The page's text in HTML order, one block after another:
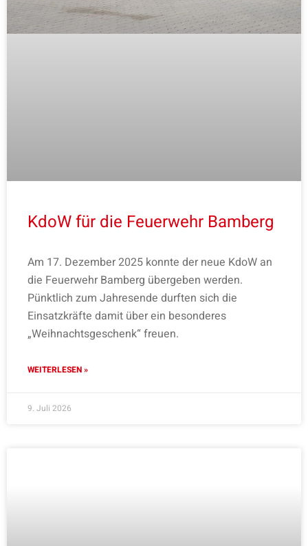
KdoW für die Feuerwehr Bamberg
Am 17. Dezember 2025 konnte der neue KdoW an
die Feuerwehr Bamberg übergeben werden.
Pünktlich zum Jahresende durften sich die
Einsatzkräfte damit über ein besonderes
„Weihnachtsgeschenk“ freuen.
WEITERLESEN »
9. Juli 2026